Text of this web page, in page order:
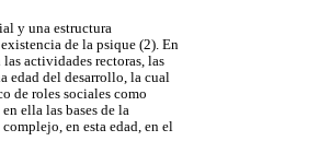
y una estructura
de la psique (2). En
actividades rectoras, las
edad del desarrollo, la cual
de roles sociales como
ella las bases de la
en esta edad, en el